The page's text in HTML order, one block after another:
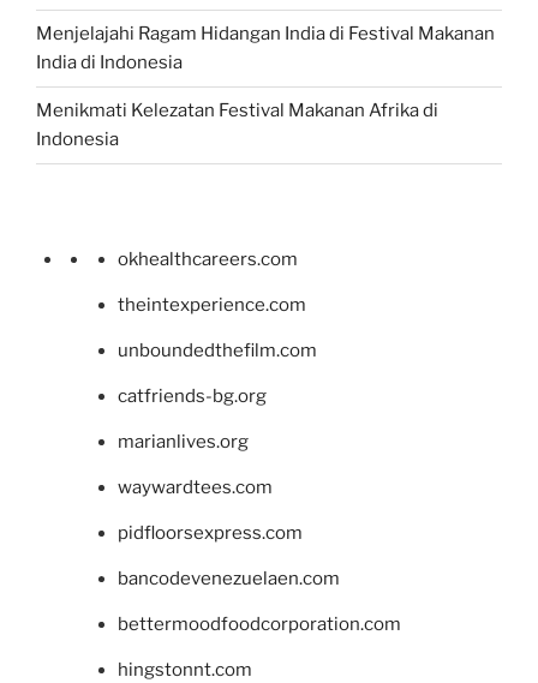
Menjelajahi Ragam Hidangan India di Festival Makanan
India di Indonesia
Menikmati Kelezatan Festival Makanan Afrika di
Indonesia
okhealthcareers.com
theintexperience.com
unboundedthefilm.com
catfriends-bg.org
marianlives.org
waywardtees.com
pidfloorsexpress.com
bancodevenezuelaen.com
bettermoodfoodcorporation.com
hingstonnt.com